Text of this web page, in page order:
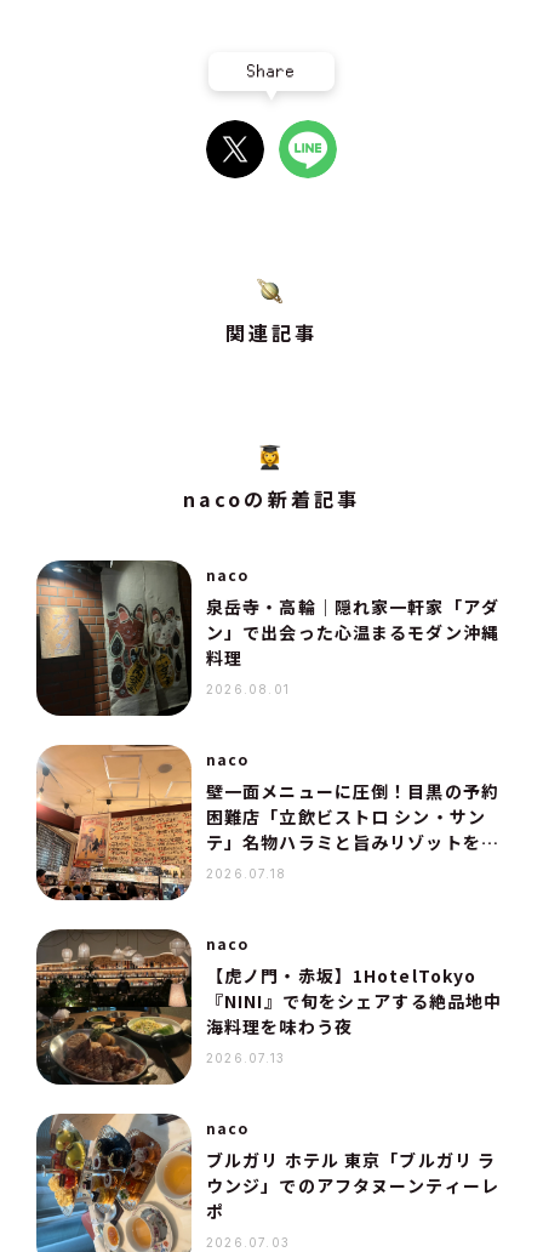
Share
関連記事
nacoの新着記事
naco
泉岳寺・高輪｜隠れ家一軒家「アダ
ン」で出会った心温まるモダン沖縄
料理
2026.08.01
naco
壁一面メニューに圧倒！目黒の予約
困難店「立飲ビストロ シン・サン
テ」名物ハラミと旨みリゾットを実
食
2026.07.18
naco
【虎ノ門・赤坂】1HotelTokyo
『NINI』で旬をシェアする絶品地中
海料理を味わう夜
2026.07.13
naco
ブルガリ ホテル 東京「ブルガリ ラ
ウンジ」でのアフタヌーンティーレ
ポ
2026.07.03